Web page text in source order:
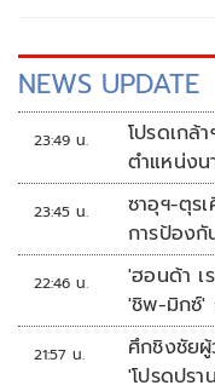
NEWS UPDATE
23:49 น.
โปรดเกล้
ตำแหน่งน
'พลตรี'
23:45 น.
ซาอุฯ-ตุร
การป้องกั
22:46 น.
'ฮอนด้า เ
'ชิพ-มิกซ์'
ที่มัลดาลิก
21:57 น.
ศึกชิงชัย
'โปรดปร